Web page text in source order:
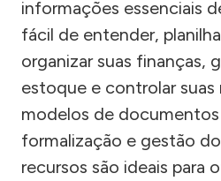
informações essenciais
fácil de entender,
organizar suas finanças,
estoque e controlar suas
modelos de documentos
formalização e gestão
recursos são ideais para